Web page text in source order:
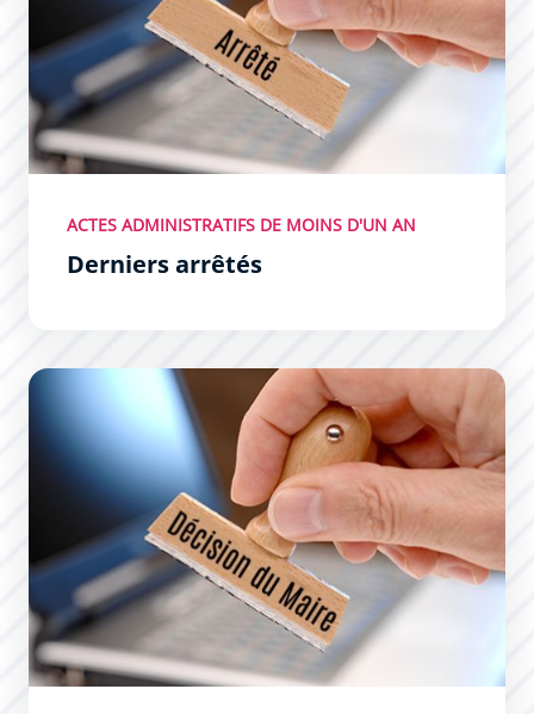
ACTES ADMINISTRATIFS DE MOINS D'UN AN
Derniers arrêtés
Dernières décisions du Maire